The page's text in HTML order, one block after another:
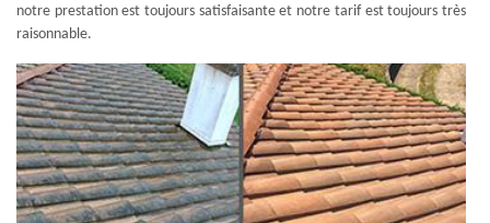
notre prestation est toujours satisfaisante et notre tarif est toujours très
raisonnable.